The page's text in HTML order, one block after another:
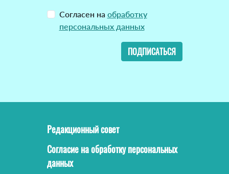
Согласен на обработку
персональных данных
ПОДПИСАТЬСЯ
Редакционный совет
Согласие на обработку персональных
данных